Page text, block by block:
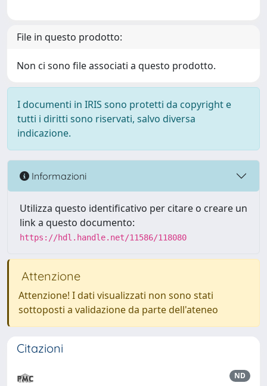
File in questo prodotto:
Non ci sono file associati a questo prodotto.
I documenti in IRIS sono protetti da copyright e
tutti i diritti sono riservati, salvo diversa
indicazione.
Informazioni
Utilizza questo identificativo per citare o creare un
link a questo documento:
https://hdl.handle.net/11586/118080
Attenzione
Attenzione! I dati visualizzati non sono stati
sottoposti a validazione da parte dell'ateneo
Citazioni
ND